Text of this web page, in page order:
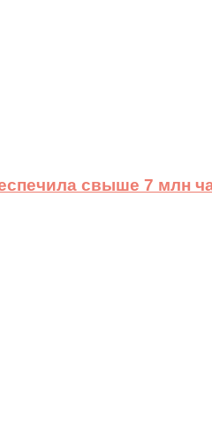
свыше 7 млн